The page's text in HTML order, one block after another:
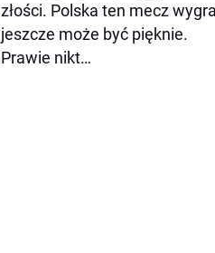
złości. Polska ten mecz
jeszcze może być pięknie.
Prawie nikt…